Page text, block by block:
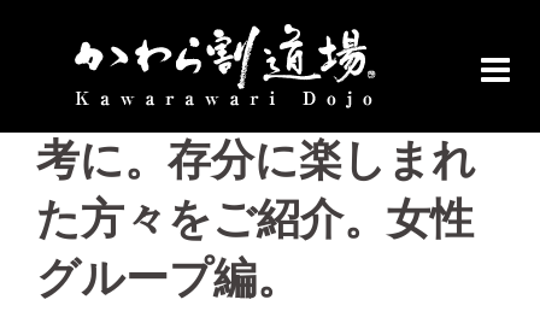
ツ
瓦割りの楽しみ方の参
考に。存分に楽しまれ
た方々をご紹介。女性
グループ編。